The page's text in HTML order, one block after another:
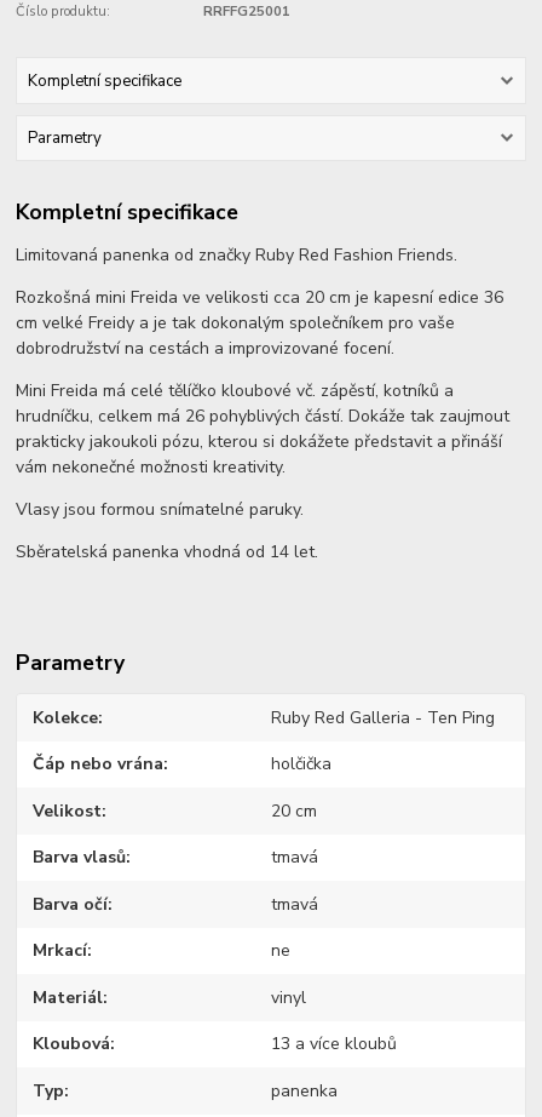
Číslo produktu: RRFFG25001
Kompletní specifikace
Parametry
Kompletní specifikace
Limitovaná panenka od značky Ruby Red Fashion Friends.
Rozkošná mini Freida ve velikosti cca 20 cm je kapesní edice 36
cm velké Freidy a je tak dokonalým společníkem pro vaše
dobrodružství na cestách a improvizované focení.
Mini Freida má celé tělíčko kloubové vč. zápěstí, kotníků a
hrudníčku, celkem má 26 pohyblivých částí. Dokáže tak zaujmout
prakticky jakoukoli pózu, kterou si dokážete představit a přináší
vám nekonečné možnosti kreativity.
Vlasy jsou formou snímatelné paruky.
Sběratelská panenka vhodná od 14 let.
Parametry
Kolekce Ruby Red Galleria - Ten Ping
Čáp nebo vrána holčička
Velikost 20 cm
Barva vlasů tmavá
Barva očí tmavá
Mrkací ne
Materiál vinyl
Kloubová 13 a více kloubů
Typ panenka